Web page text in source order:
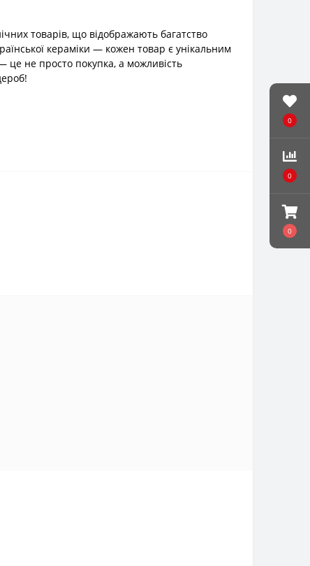
0
0
0
товарів, що відображають багатство
кераміки — кожен товар є унікальним
не просто покупка, а можливість